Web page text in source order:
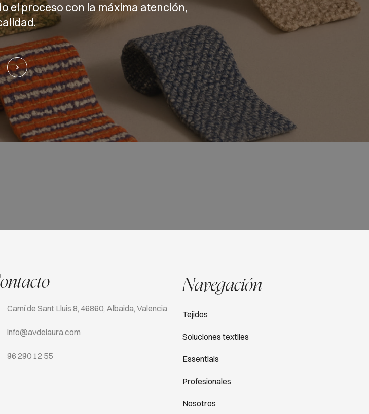
el proceso con la máxima atención,
Camí de Sant Lluis 8, 46860, Albaida, Valencia
info@avdelaura.com
96 290 12 55
Navegación
Tejidos
Soluciones textiles
Essentials
Profesionales
Nosotros